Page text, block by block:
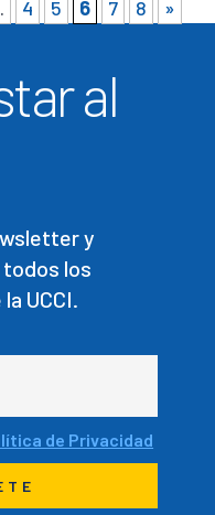
4 5 6 7 8 »
al
y
los
UCCI.
de Privacidad